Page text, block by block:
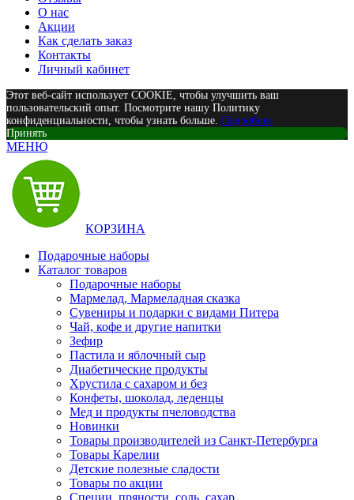
О нас
Акции
Как сделать заказ
Контакты
Личный кабинет
Этот веб-сайт использует COOKIE, чтобы улучшить ваш
пользовательский опыт. Посмотрите нашу Политику
конфиденциальности, чтобы узнать больше. Подробнее
Принять
МЕНЮ
КОРЗИНА
Подарочные наборы
Каталог товаров
Подарочные наборы
Мармелад, Мармеладная сказка
Сувениры и подарки с видами Питера
Чай, кофе и другие напитки
Зефир
Пастила и яблочный сыр
Диабетические продукты
Хрустила с сахаром и без
Конфеты, шоколад, леденцы
Мед и продукты пчеловодства
Новинки
Товары производителей из Санкт-Петербурга
Товары Карелии
Детские полезные сладости
Товары по акции
Специи, пряности, соль, сахар